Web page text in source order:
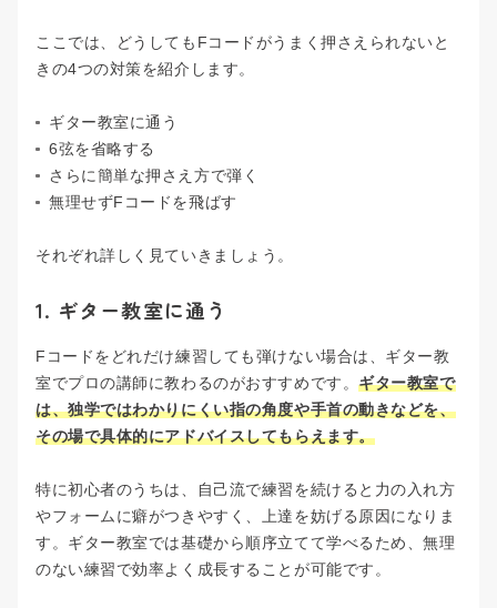
ここでは、どうしてもFコードがうまく押さえられないと
きの4つの対策を紹介します。
ギター教室に通う
6弦を省略する
さらに簡単な押さえ方で弾く
無理せずFコードを飛ばす
それぞれ詳しく見ていきましょう。
1. ギター教室に通う
Fコードをどれだけ練習しても弾けない場合は、ギター教
室でプロの講師に教わるのがおすすめです。ギター教室で
は、独学ではわかりにくい指の角度や手首の動きなどを、
その場で具体的にアドバイスしてもらえます。
特に初心者のうちは、自己流で練習を続けると力の入れ方
やフォームに癖がつきやすく、上達を妨げる原因になりま
す。ギター教室では基礎から順序立てて学べるため、無理
のない練習で効率よく成長することが可能です。